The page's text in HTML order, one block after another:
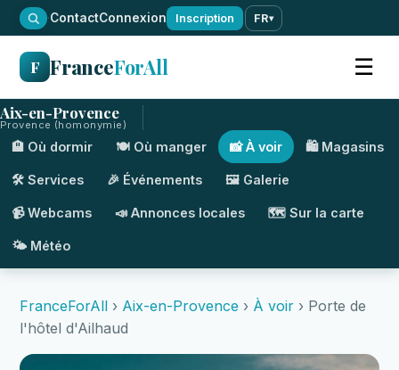
·ContactConnexion Inscription FR▾
F FranceForAll ☰
Aix-en-Provence
Provence (homonymie)
🏨 Où dormir 🍽️ Où manger 📸 À voir 🛍️ Magasins
🛠️ Services 🎉 Événements 🖼️ Galerie
📹 Webcams 📣 Annonces locales 🗺️ Sur la carte
🌤️ Météo
FranceForAll › Aix-en-Provence › À voir › Porte de
l'hôtel d'Ailhaud